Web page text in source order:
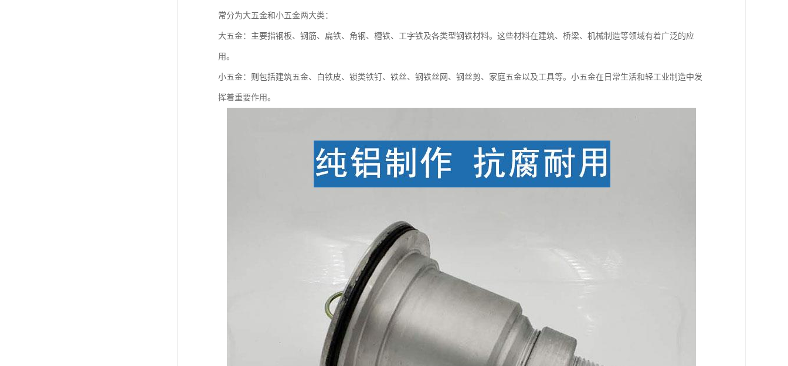
常分为大五金和小五金两大类：
大五金：主要指钢板、钢筋、扁铁、角钢、槽铁、工字铁及各类型钢铁材料。这些材料在建筑、桥梁、机械制造等领域有着广泛的应
用。
小五金：则包括建筑五金、白铁皮、锁类铁钉、铁丝、钢铁丝网、钢丝剪、家庭五金以及工具等。小五金在日常生活和轻工业制造中发
挥着重要作用。